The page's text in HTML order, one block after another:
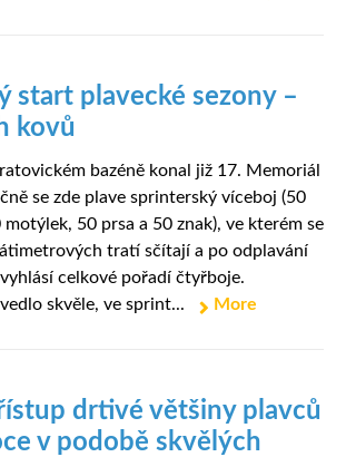
start plavecké sezony –
kovů
bazéně konal již 17. Memoriál
se zde plave sprinterský víceboj (50
50 prsa a 50 znak), ve kterém se
tratí sčítají a po odplavání
celkové pořadí čtyřboje.
skvěle, ve sprint...
More
drtivé většiny plavců
v podobě skvělých